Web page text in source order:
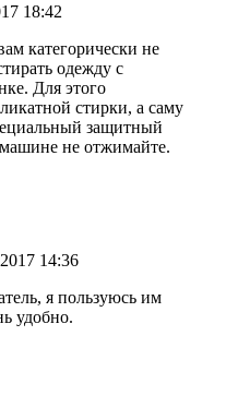
18:42
категорически не
одежду с
Для этого
стирки, а саму
защитный
не отжимайте.
14:36
я пользуюсь им
удобно.